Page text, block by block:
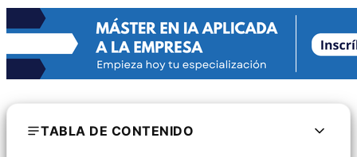
TABLA DE CONTENIDO